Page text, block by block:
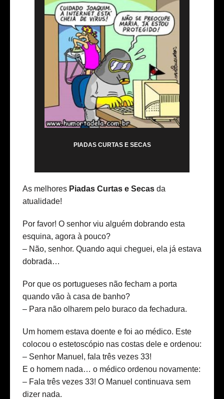
PIADAS CURTAS E SECAS
As melhores Piadas Curtas e Secas da
atualidade!
Por favor! O senhor viu alguém dobrando esta
esquina, agora à pouco?
– Não, senhor. Quando aqui cheguei, ela já estava
dobrada…
Por que os portugueses não fecham a porta
quando vão à casa de banho?
– Para não olharem pelo buraco da fechadura.
Um homem estava doente e foi ao médico. Este
colocou o estetoscópio nas costas dele e ordenou:
– Senhor Manuel, fala três vezes 33!
E o homem nada… o médico ordenou novamente:
– Fala três vezes 33! O Manuel continuava sem
dizer nada.